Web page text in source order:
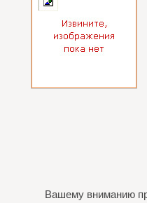
Вашему вниманию